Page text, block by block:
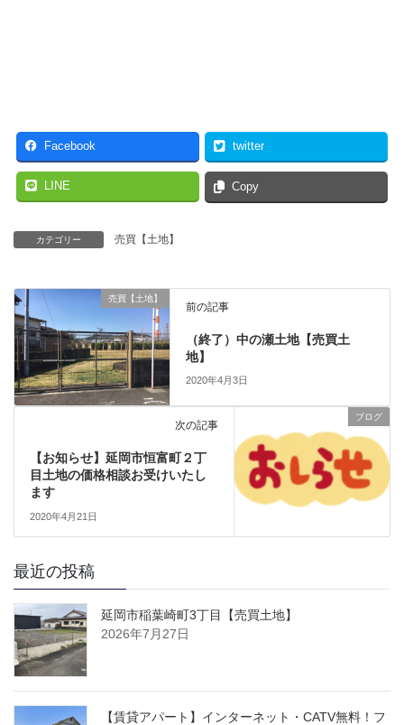
Facebook twitter
LINE Copy
カテゴリー 売買【土地】
売買【土地】
前の記事
（終了）中の瀬土地【売買土
地】
2020年4月3日
ブログ
次の記事
【お知らせ】延岡市恒富町２丁
目土地の価格相談お受けいたし
ます
2020年4月21日
最近の投稿
延岡市稲葉崎町3丁目【売買土地】
2026年7月27日
【賃貸アパート】インターネット・CATV無料！フ